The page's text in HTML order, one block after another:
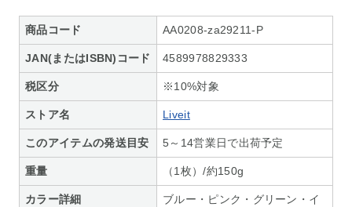
商品コード AA0208-za29211-P
JAN(またはISBN)コード 4589978829333
税区分 ※10%対象
ストア名 Liveit
このアイテムの発送目安 5～14営業日で出荷予定
重量 （1枚）/約150g
カラー詳細
ブルー・ピンク・グリーン・イ